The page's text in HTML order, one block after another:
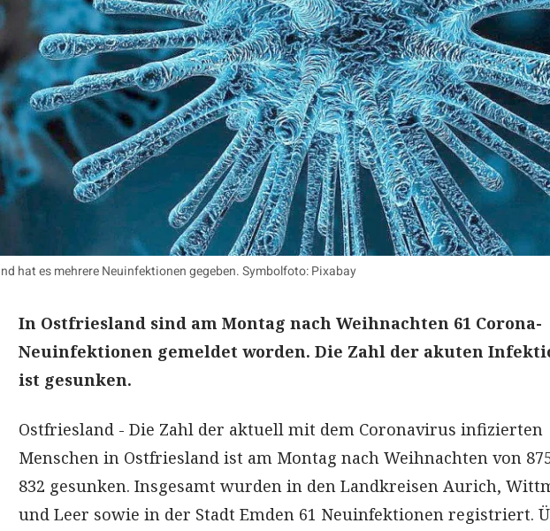
hat es mehrere Neuinfektionen gegeben. Symbolfoto: Pixabay
In Ostfriesland sind am Montag nach Weihnachten 61 Corona-
Neuinfektionen gemeldet worden. Die Zahl der akuten
ist gesunken.
Ostfriesland - Die Zahl der aktuell mit dem Coronavirus infizierten
Menschen in Ostfriesland ist am Montag nach Weihnachten von
832 gesunken. Insgesamt wurden in den Landkreisen Aurich,
und Leer sowie in der Stadt Emden 61 Neuinfektionen registriert.